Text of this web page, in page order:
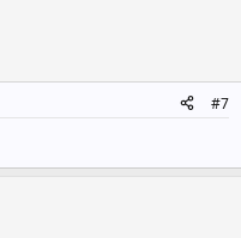
#7